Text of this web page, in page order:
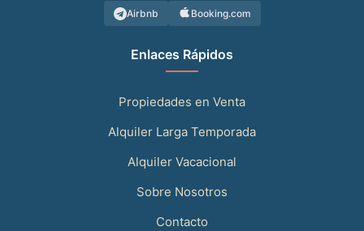
Airbnb Booking.com
Enlaces Rápidos
Propiedades en Venta
Alquiler Larga Temporada
Alquiler Vacacional
Sobre Nosotros
Contacto